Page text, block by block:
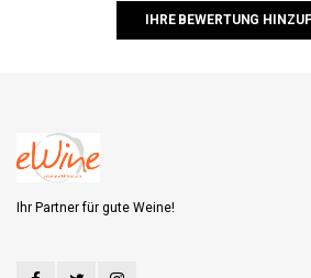
IHRE BEWERTUNG
Ihr Partner für gute Weine!